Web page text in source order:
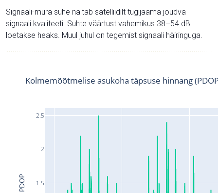
Signaali-müra suhe näitab satelliidilt tugijaama jõudva
signaali kvaliteeti. Suhte väärtust vahemikus 38–54 dB
loetakse heaks. Muul juhul on tegemist signaali häiringuga.
1.5
2
2.5
Kolmemõõtmelise asukoha täpsuse hinnang
PDOP